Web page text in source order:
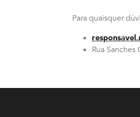
Para quaisquer
Rua